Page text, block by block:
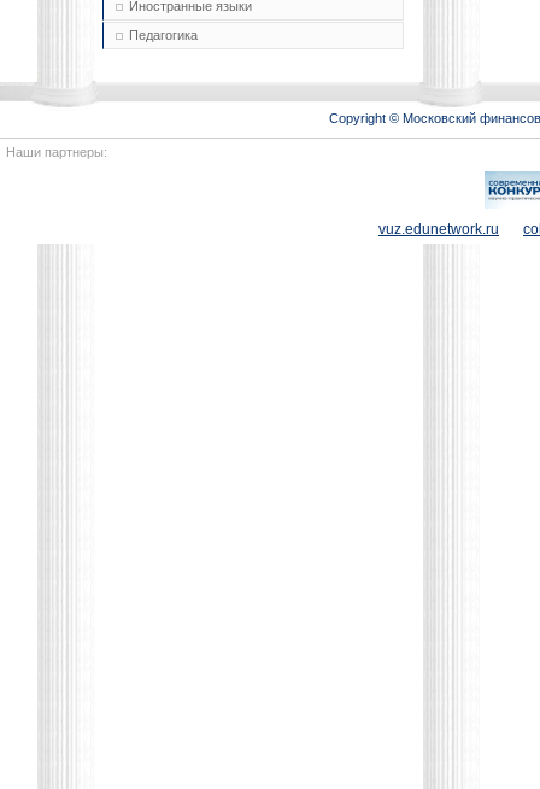
Иностранные языки
Педагогика
Copyright © Московский
Наши партнеры:
vuz.edunetwork.ru